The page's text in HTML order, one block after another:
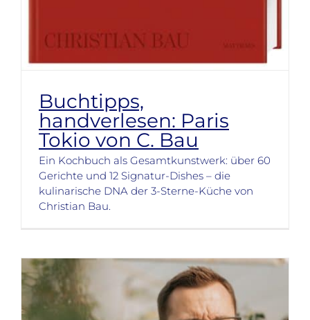
Buchtipps,
handverlesen: Paris
Tokio von C. Bau
Ein Kochbuch als Gesamtkunstwerk: über 60
Gerichte und 12 Signatur-Dishes – die
kulinarische DNA der 3-Sterne-Küche von
Christian Bau.